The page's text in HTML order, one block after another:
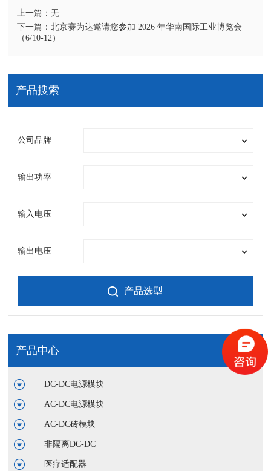
上一篇：无
下一篇：北京赛为达邀请您参加 2026 年华南国际工业博览会
（6/10-12）
产品搜索
公司品牌
输出功率
输入电压
输出电压
产品选型
产品中心
DC-DC电源模块
AC-DC电源模块
AC-DC砖模块
非隔离DC-DC
医疗适配器